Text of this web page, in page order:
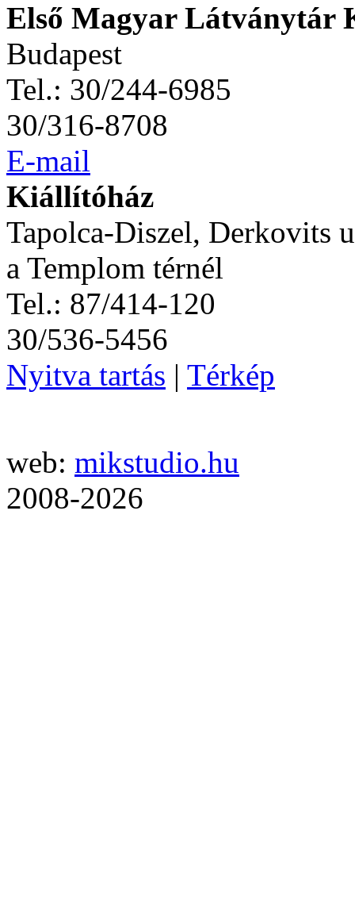
Első Magyar Látványtár
Budapest
Tel.: 30/244-6985
30/316-8708
E-mail
Kiállítóház
Tapolca-Diszel, Derkovits
a Templom térnél
Tel.: 87/414-120
30/536-5456
Nyitva tartás | Térkép
web: mikstudio.hu
2008-2026